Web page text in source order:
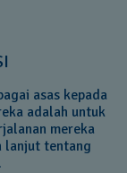
asas kepada
adalah untuk
mereka
lanjut tentang